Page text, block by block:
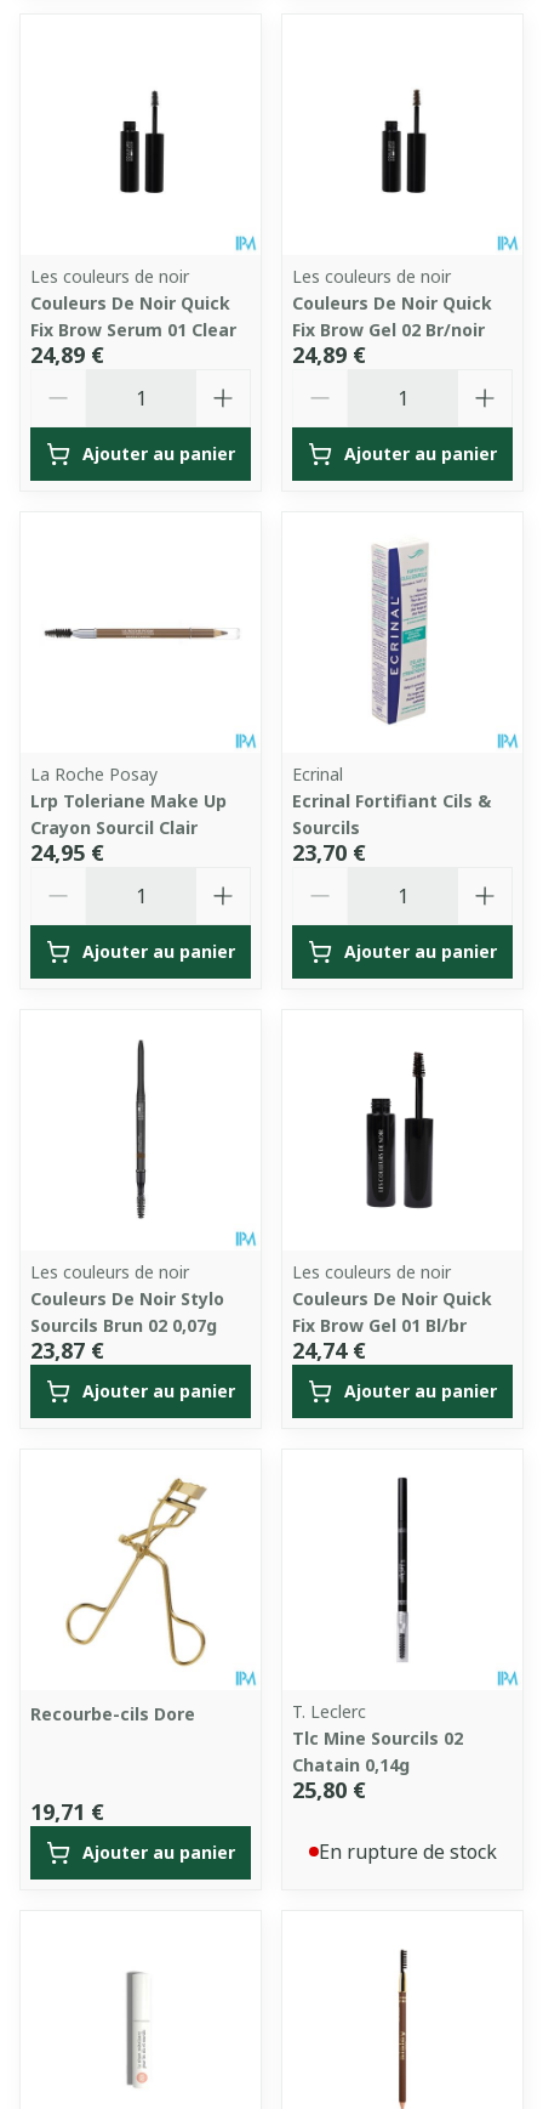
Les couleurs de noir
Couleurs De Noir Quick
Fix Brow Serum 01 Clear
24,89 €
Ajouter au panier
Les couleurs de noir
Couleurs De Noir Quick
Fix Brow Gel 02 Br/noir
24,89 €
Ajouter au panier
La Roche Posay
Lrp Toleriane Make Up
Crayon Sourcil Clair
24,95 €
Ajouter au panier
Ecrinal
Ecrinal Fortifiant Cils &
Sourcils
23,70 €
Ajouter au panier
Les couleurs de noir
Couleurs De Noir Stylo
Sourcils Brun 02 0,07g
23,87 €
Ajouter au panier
Les couleurs de noir
Couleurs De Noir Quick
Fix Brow Gel 01 Bl/br
24,74 €
Ajouter au panier
Recourbe-cils Dore
19,71 €
Ajouter au panier
T. Leclerc
Tlc Mine Sourcils 02
Chatain 0,14g
25,80 €
En rupture de stock